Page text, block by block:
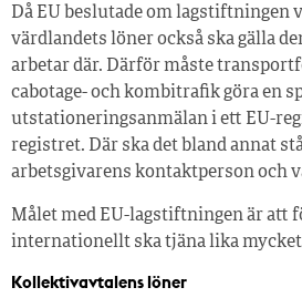
Då EU beslutade om lagstiftningen
värdlandets löner också ska gälla
arbetar där. Därför måste
cabotage- och kombitrafik göra en
utstationeringsanmälan i ett EU-
registret. Där ska det bland annat
arbetsgivarens kontaktperson och
Målet med EU-lagstiftningen är att
internationellt ska tjäna lika
Kollektivavtalens löner